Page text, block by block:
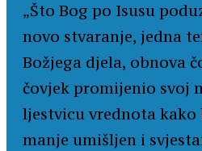
„Što Bog po Isusu
novo stvaranje, jedna
Božjega djela, obnova
čovjek promijenio svoj
ljestvicu vrednota
manje umišljen i